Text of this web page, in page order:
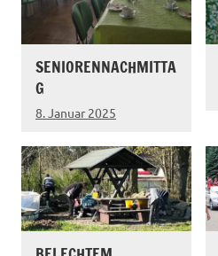
SENIORENNACHMITTA
G
8. Januar 2025